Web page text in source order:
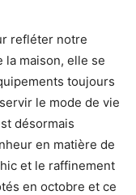
refléter notre
la maison, elle se
toujours
le mode de vie
désormais
en matière de
et le raffinement
en octobre et ce